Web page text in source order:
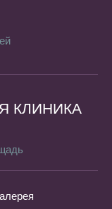
КЛИНИКА